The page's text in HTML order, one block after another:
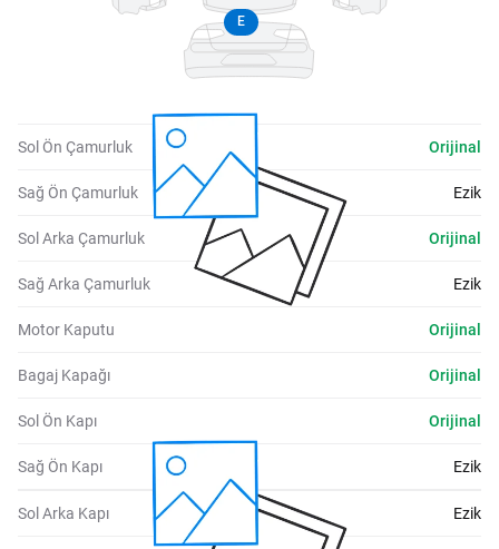
E
Sol Ön Çamurluk Orijinal
Sağ Ön Çamurluk Ezik
Sol Arka Çamurluk Orijinal
Sağ Arka Çamurluk Ezik
Motor Kaputu Orijinal
Bagaj Kapağı Orijinal
Sol Ön Kapı Orijinal
Sağ Ön Kapı Ezik
Sol Arka Kapı Ezik